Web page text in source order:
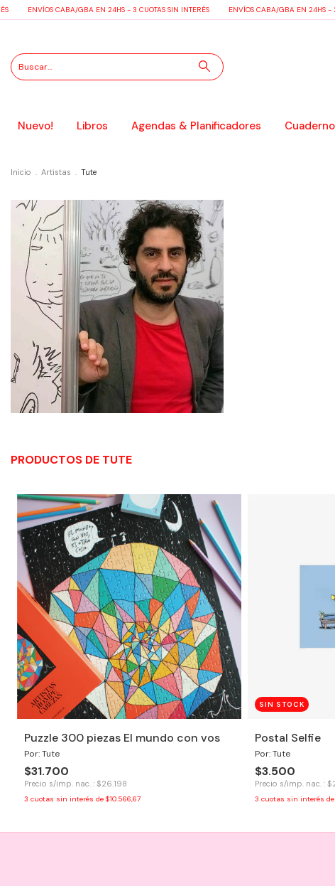
ENVÍOS CABA/GBA EN 24HS - 3 CUOTAS SIN INTERÉS ENVÍOS CABA/GBA EN 24HS - 3
Nuevo! Libros Agendas & Planificadores
Inicio . Artistas . Tute
PRODUCTOS DE TUTE
Puzzle 300 piezas El mundo con vos
Por: Tute
$31.700
Precio s/imp. nac. : $26.198
3 cuotas sin interés de $10.566,67
SIN STOCK
Postal Selfie
Por: Tute
$3.500
Precio s/imp. nac. :
3 cuotas sin interés de